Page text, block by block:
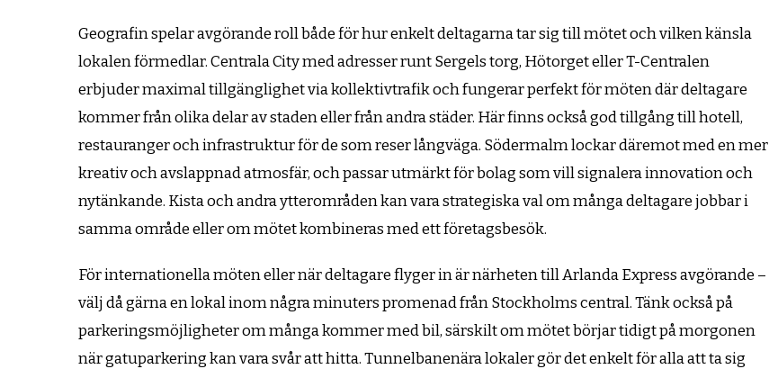
Geografin spelar avgörande roll både för hur enkelt deltagarna tar sig till mötet och vilken känsla
lokalen förmedlar. Centrala City med adresser runt Sergels torg, Hötorget eller T-Centralen
erbjuder maximal tillgänglighet via kollektivtrafik och fungerar perfekt för möten där deltagare
kommer från olika delar av staden eller från andra städer. Här finns också god tillgång till hotell,
restauranger och infrastruktur för de som reser långväga. Södermalm lockar däremot med en mer
kreativ och avslappnad atmosfär, och passar utmärkt för bolag som vill signalera innovation och
nytänkande. Kista och andra ytterområden kan vara strategiska val om många deltagare jobbar i
samma område eller om mötet kombineras med ett företagsbesök.
För internationella möten eller när deltagare flyger in är närheten till Arlanda Express avgörande –
välj då gärna en lokal inom några minuters promenad från Stockholms central. Tänk också på
parkeringsmöjligheter om många kommer med bil, särskilt om mötet börjar tidigt på morgonen
när gatuparkering kan vara svår att hitta. Tunnelbanenära lokaler gör det enkelt för alla att ta sig